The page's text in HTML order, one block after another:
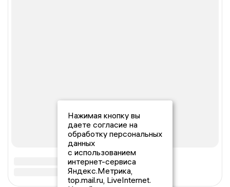
Нажимая кнопку вы
даете согласие на
обработку персональных
данных
с использованием
интернет-сервиса
Яндекс.Метрика,
top.mail.ru, LiveInternet.